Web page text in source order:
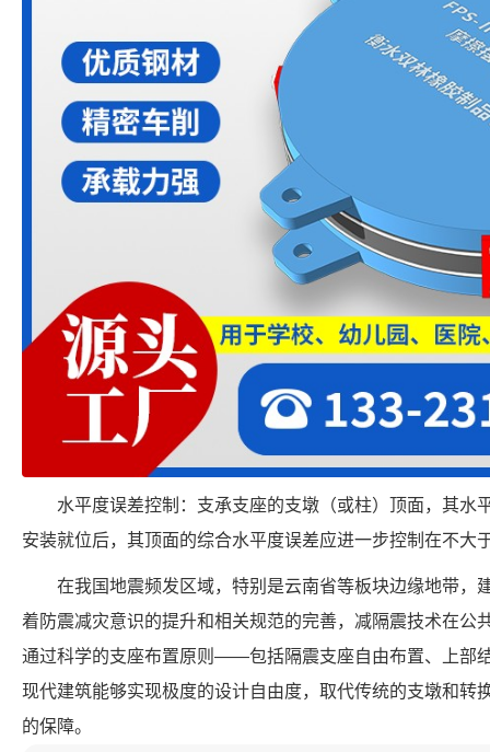
水平度误差控制：支承支座的支墩（或柱）顶面，其水
安装就位后，其顶面的综合水平度误差应进一步控制在不大
在我国地震频发区域，特别是云南省等板块边缘地带，
着防震减灾意识的提升和相关规范的完善，减隔震技术在公
通过科学的支座布置原则——包括隔震支座自由布置、上
现代建筑能够实现极度的设计自由度，取代传统的支墩和转
的保障。